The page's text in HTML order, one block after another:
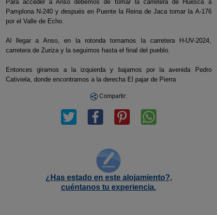
Para acceder a Ansó debemos de tomar la carretera de Huesca a
Pamplona N-240 y después en Puente la Reina de Jaca tomar la A-176
por el Valle de Echo.
Al llegar a Anso, en la rotonda tomamos la carretera H-UV-2024,
carretera de Zuriza y la seguimos hasta el final del pueblo.
Entonces giramos a la izquierda y bajamos por la avenida Pedro
Cativiela, donde encontramos a la derecha El pajar de Pierra
Compartir:
¿Has estado en este alojamiento?,
cuéntanos tu experiencia.